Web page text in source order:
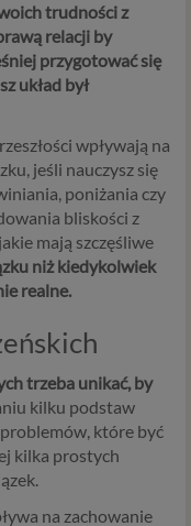
trudności z
relacji by
przygotować się
układ był
wpływają na
jeśli nauczysz się
poniżania czy
bliskości z
mają szczęśliwe
niż kiedykolwiek
realne.
trzeba unikać, by
kilku podstaw
które być
kilka prostych
na zachowanie